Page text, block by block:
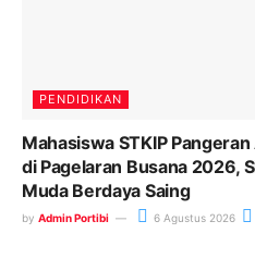
PENDIDIKAN
Mahasiswa STKIP
di Pagelaran Busana 2026,
Muda Berdaya Saing
by Admin Portibi 6 Agustus 2026